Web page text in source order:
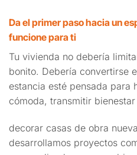
Da el primer paso hacia un
funcione para ti
Tu vivienda no debería
bonito. Debería convertirse
estancia esté pensada para
cómoda, transmitir
decorar casas de obra
desarrollamos proyectos